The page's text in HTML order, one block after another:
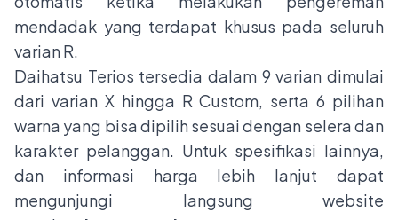
mendadak yang terdapat khusus pada seluruh
varian R.
Daihatsu Terios tersedia dalam 9 varian dimulai
dari varian X hingga R Custom, serta 6 pilihan
warna yang bisa dipilih sesuai dengan selera dan
karakter pelanggan. Untuk spesifikasi lainnya,
dan informasi harga lebih lanjut dapat
mengunjungi langsung website